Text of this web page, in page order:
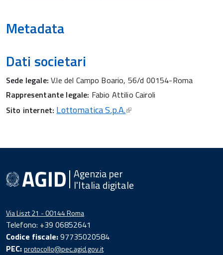
Metadata
Dati societari
Sede legale: V.le del Campo Boario, 56/d 00154-Roma
Rappresentante legale: Fabio Attilio Cairoli
Sito internet: Lottomatica S.p.A.
Agenzia per
l'Italia digitale
Via Liszt 21 - 00144 Roma
Telefono: +39 06852641
Codice fiscale:97735020584
PEC:protocollo@pec.agid.gov.it